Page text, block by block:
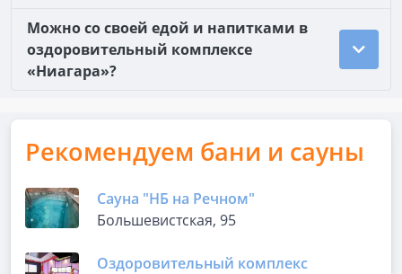
Можно со своей едой и напитками в
оздоровительный комплексе
«Ниагара»?
Рекомендуем бани и сауны
Сауна "НБ на Речном"
Большевистская, 95
Оздоровительный комплекс